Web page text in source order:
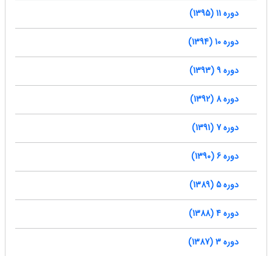
دوره 11 (1395)
دوره 10 (1394)
دوره 9 (1393)
دوره 8 (1392)
دوره 7 (1391)
دوره 6 (1390)
دوره 5 (1389)
دوره 4 (1388)
دوره 3 (1387)